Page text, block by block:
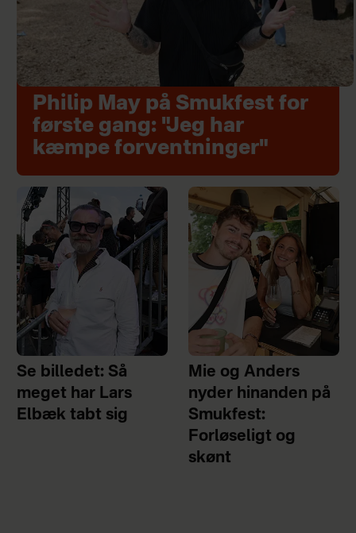
Philip May på Smukfest for
første gang: "Jeg har
kæmpe forventninger"
Se billedet: Så
meget har Lars
Elbæk tabt sig
Mie og Anders
nyder hinanden på
Smukfest:
Forløseligt og
skønt